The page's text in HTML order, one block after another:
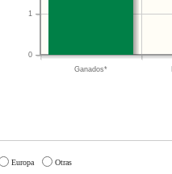
Ganados*
0
1
Europa Otras